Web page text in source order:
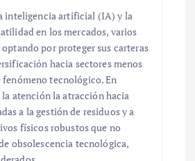
inteligencia artificial (IA) y la
en los mercados, varios
por proteger sus carteras
hacia sectores menos
fenómeno tecnológico. En
atención la atracción hacia
a la gestión de residuos y a
físicos robustos que no
obsolescencia tecnológica,